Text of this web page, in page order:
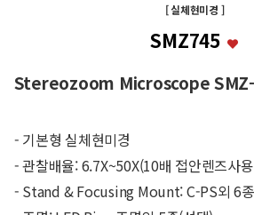
[ 실체현미경 ]
SMZ745
Stereozoom Microscope
- 기본형 실체현미경
- 관찰배율: 6.7X~50X(10배 접안렌즈사
- Stand & Focusing Mount: C-PS외 6